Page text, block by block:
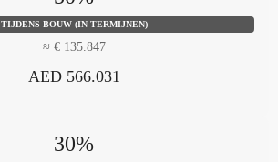
TIJDENS BOUW (IN TERMIJNEN)
≈ € 135.847
AED 566.031
30%